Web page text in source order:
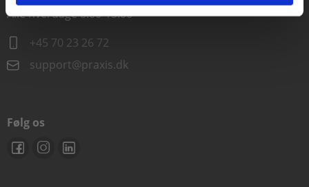
Alle hverdage 8.00-15.00
+45 70 23 26 72
support@praxis.dk
Følg os